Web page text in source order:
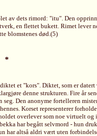
av dets rimord: "itu". Den
en flettet bukett. Rimet lever
blomstenes død.(5)
*
et "kors". Diktet, som er datert
denne strukturen. Fire år
Den anonyme fortelleren
Korset representerer
overlever som noe virtuelt
har begått selvmord - hun
har altså aldri vært uten